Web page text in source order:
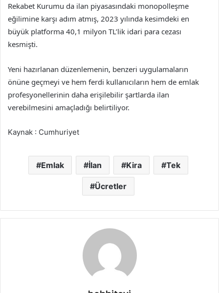
Rekabet Kurumu da ilan piyasasındaki monopolleşme
eğilimine karşı adım atmış, 2023 yılında kesimdeki en
büyük platforma 40,1 milyon TL’lik idari para cezası
kesmişti.
Yeni hazırlanan düzenlemenin, benzeri uygulamaların
önüne geçmeyi ve hem ferdi kullanıcıların hem de emlak
profesyonellerinin daha erişilebilir şartlarda ilan
verebilmesini amaçladığı belirtiliyor.
Kaynak : Cumhuriyet
Emlak İlan Kira Tek
Ücretler